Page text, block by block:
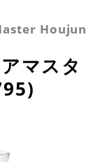
Houjun
マスタ